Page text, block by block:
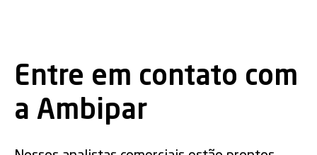
Entre em contato com
a Ambipar